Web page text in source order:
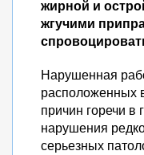
жирной и
жгучими
Нарушенная
расположенных
причин горечи
нарушения
серьезных